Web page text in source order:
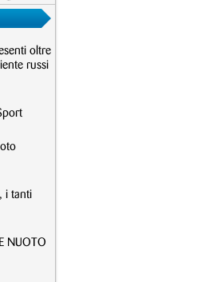
oltre
russi
i tanti
NUOTO